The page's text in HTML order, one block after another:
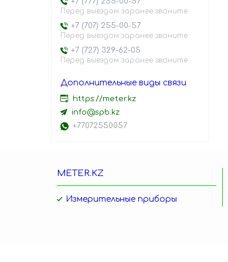
Перед выездом заранее звоните
+7 (707) 255-00-57
Перед выездом заранее звоните
+7 (727) 329-62-05
Перед выездом заранее звоните
https://meter.kz
info@spb.kz
+77072550057
METER.KZ
Измерительные приборы